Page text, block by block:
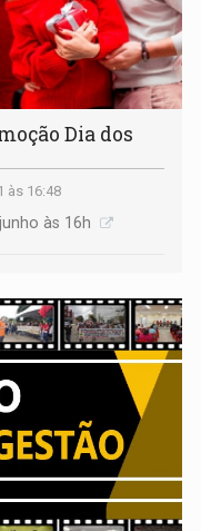
Dia dos
às 16:48
às 16h